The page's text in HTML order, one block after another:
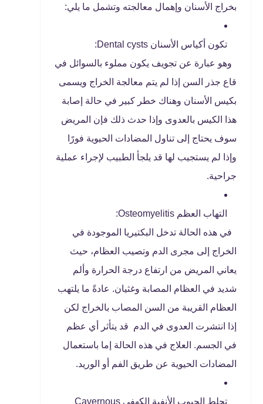
بخراج الأسنان وإهمال معالجته وتشمل ما يلي:
تكون أكياس الأسنان Dental cysts:
وهو عبارة عن تجويف يكون مملوء بالسوائل في
قاع جذر السن إذا لم يتم معالجة الخراج ويسمى
بكيس الأسنان وهناك خطر كبير في حالة إصابة
هذا الكيس بالعدوى وإذا حدث ذلك فإن المريض
سوف يحتاج إلى تناول المضادات الحيوية فورًا
وإذا لم يستجيب لها قد يلجأ الطبيب لإجراء عملية
جراحية.
التهاب العظم Osteomyelitis:
في هذه الحالة تدخل البكتيريا الموجودة في
الخراج إلى مجرى الدم وتصيب العظام، حيث
يعاني المريض من ارتفاع درجة الحرارة وألم
شديد في العظام المصابة وغثيان. عادةً ما يلتهب
العظام القريبة من السن المصاب بالخراج لكن
إذا انتشرت العدوى في الدم قد يتأثر أي عظم
في الجسم. العلاج في هذه الحالة إما باستعمال
المضادات الحيوية عن طريق الفم أو الوريد.
تجلط الجيوب الأنفية الكهفي Cavernous